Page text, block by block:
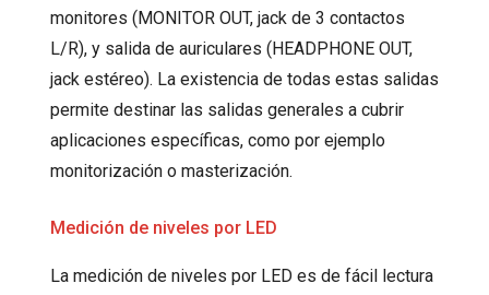
monitores (MONITOR OUT, jack de 3 contactos
L/R), y salida de auriculares (HEADPHONE OUT,
jack estéreo). La existencia de todas estas salidas
permite destinar las salidas generales a cubrir
aplicaciones específicas, como por ejemplo
monitorización o masterización.
Medición de niveles por LED
La medición de niveles por LED es de fácil lectura